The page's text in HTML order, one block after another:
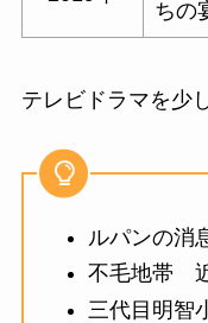
ちの
テレビドラマを少
ルパンの
不毛地帯
三代目明智